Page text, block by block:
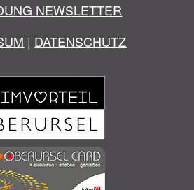
NEWSLETTER
| DATENSCHUTZ